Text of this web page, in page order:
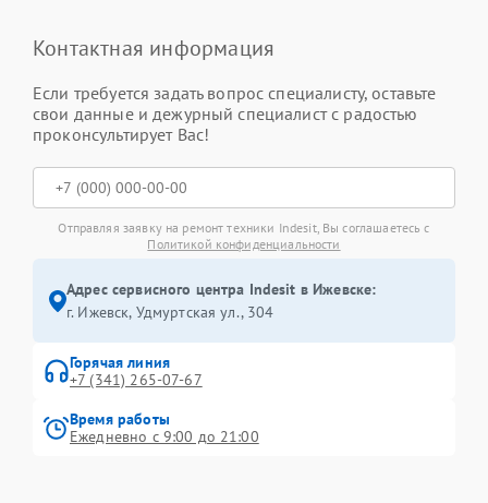
Контактная информация
Если требуется задать вопрос специалисту, оставьте
свои данные и дежурный специалист с радостью
проконсультирует Вас!
Отправляя заявку на ремонт техники Indesit, Вы соглашаетесь с
Политикой конфиденциальности
Адрес сервисного центра Indesit в Ижевске:
г. Ижевск, Удмуртская ул., 304
Горячая линия
+7 (341) 265-07-67
Время работы
Ежедневно с 9:00 до 21:00